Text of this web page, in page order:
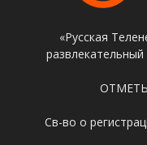
«Русская
Св-во о